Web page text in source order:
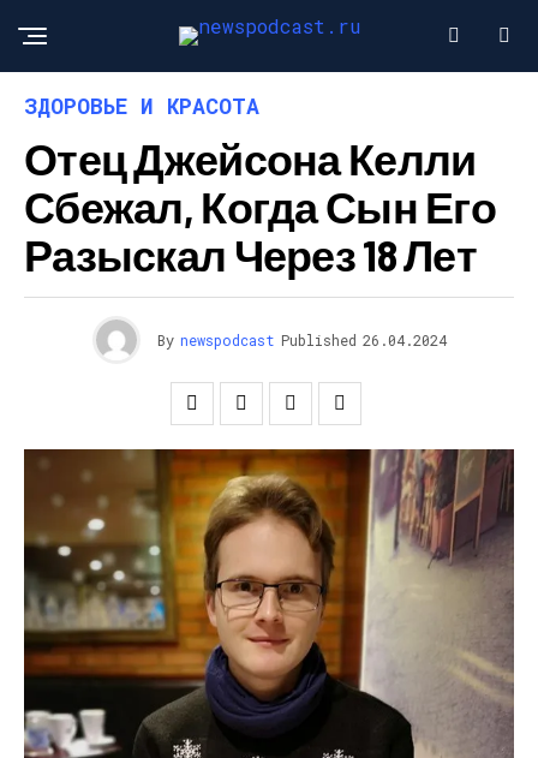
ЗДОРОВЬЕ И КРАСОТА
Отец Джейсона Келли
Сбежал, Когда Сын Его
Разыскал Через 18 Лет
By newspodcast Published 26.04.2024